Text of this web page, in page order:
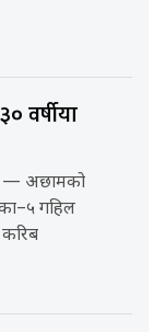
वर्षीया
— अछामको
गहिल